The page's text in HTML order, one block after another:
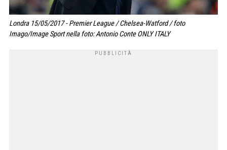
Londra 15/05/2017 - Premier League / Chelsea-Watford / foto
Imago/Image Sport nella foto: Antonio Conte ONLY ITALY